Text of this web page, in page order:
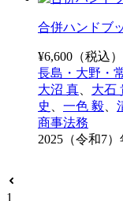
合併ハンドブ
¥6,600 （税込）
長島・大野・
大沼 真
大石
史
一色 毅
商事法務
2025（令和7）
1